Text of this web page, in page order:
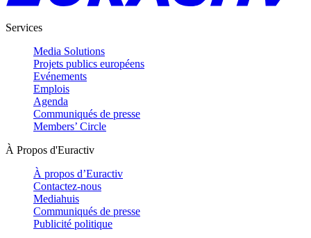
Services
Media Solutions
Projets publics européens
Evénements
Emplois
Agenda
Communiqués de presse
Members’ Circle
À Propos d'Euractiv
À propos d’Euractiv
Contactez-nous
Mediahuis
Communiqués de presse
Publicité politique